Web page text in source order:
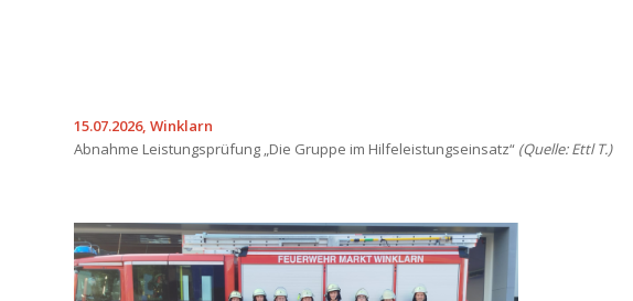
15.07.2026, Winklarn
Abnahme Leistungsprüfung „Die Gruppe im Hilfeleistungseinsatz“ (Quelle: Ettl T.)